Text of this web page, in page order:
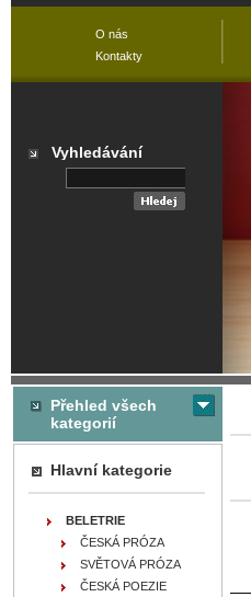
Přehled všech
kategorií
Hlavní kategorie
BELETRIE
ČESKÁ PRÓZA
SVĚTOVÁ PRÓZA
ČESKÁ POEZIE
O nás
Kontakty
Vyhledávání